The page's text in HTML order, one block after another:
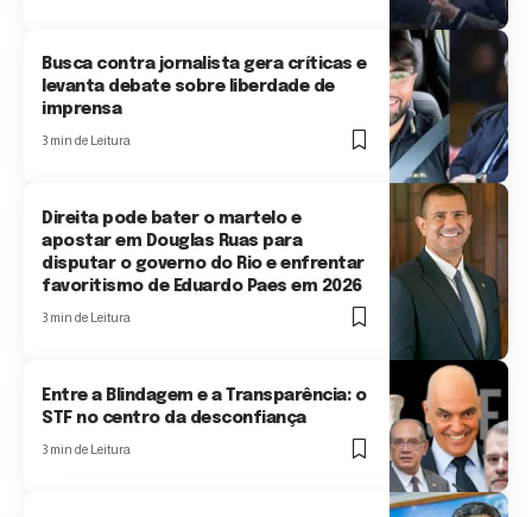
Busca contra jornalista gera críticas e
levanta debate sobre liberdade de
imprensa
3 min de Leitura
Direita pode bater o martelo e
apostar em Douglas Ruas para
disputar o governo do Rio e enfrentar
favoritismo de Eduardo Paes em 2026
3 min de Leitura
Entre a Blindagem e a Transparência: o
STF no centro da desconfiança
3 min de Leitura